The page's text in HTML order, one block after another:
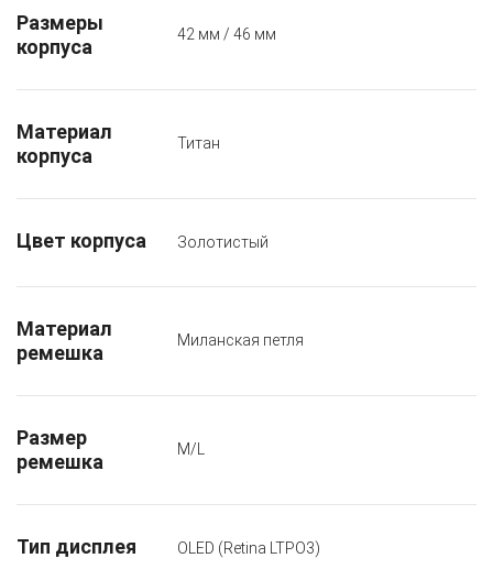
Размеры
корпуса
42 мм / 46 мм
Материал
корпуса
Титан
Цвет корпуса Золотистый
Материал
ремешка
Миланская петля
Размер
ремешка
M/L
Тип дисплея OLED (Retina LTPO3)